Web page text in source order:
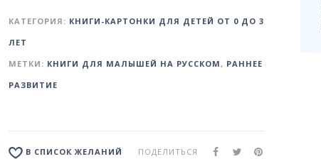
КАТЕГОРИЯ: КНИГИ-КАРТОНКИ ДЛЯ ДЕТЕЙ ОТ 0 ДО 3
ЛЕТ
МЕТКИ: КНИГИ ДЛЯ МАЛЫШЕЙ НА РУССКОМ , РАННЕЕ
РАЗВИТИЕ
В СПИСОК ЖЕЛАНИЙ ПОДЕЛИТЬСЯ